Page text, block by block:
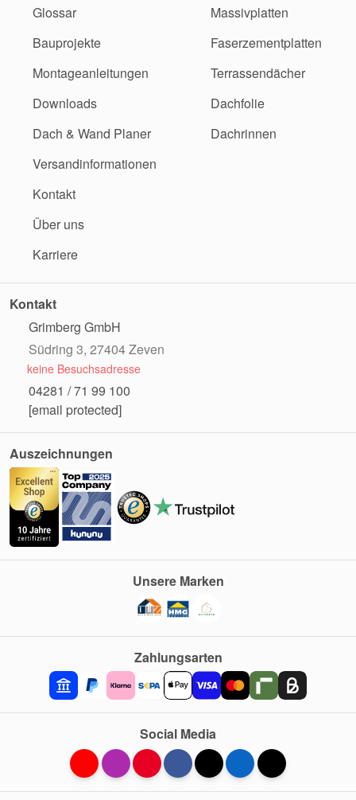
Glossar
Bauprojekte
Montageanleitungen
Downloads
Dach & Wand Planer
Versandinformationen
Kontakt
Über uns
Karriere
Massivplatten
Faserzementplatten
Terrassendächer
Dachfolie
Dachrinnen
Kontakt
Grimberg GmbH
Südring 3, 27404 Zeven
keine Besuchsadresse
04281 / 71 99 100
[email protected]
Auszeichnungen
Zahlungsarten
Unsere Marken
Social Media